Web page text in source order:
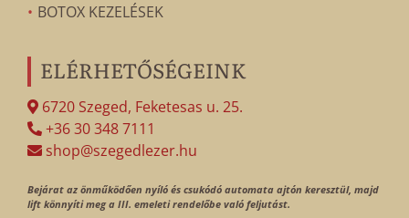
BOTOX KEZELÉSEK
ELÉRHETŐSÉGEINK
6720 Szeged, Feketesas u. 25.
+36 30 348 7111
shop@szegedlezer.hu
Bejárat az önműködően nyíló és csukódó automata ajtón keresztül, majd
lift könnyíti meg a III. emeleti rendelőbe való feljutást.